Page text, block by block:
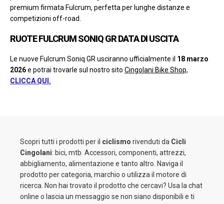
premium firmata Fulcrum, perfetta per lunghe distanze e
competizioni off-road.
RUOTE FULCRUM SONIQ GR DATA DI USCITA
Le nuove Fulcrum Soniq GR usciranno ufficialmente il 18 marzo
2026e potrai trovarle sul nostro sito Cingolani Bike Shop,
CLICCA QUI.
Scopri tutti i prodotti per il ciclismo rivenduti da Cicli
Cingolani: bici, mtb. Accessori, componenti, attrezzi,
abbigliamento, alimentazione e tanto altro. Naviga il
prodotto per categoria, marchio o utilizza il motore di
ricerca. Non hai trovato il prodotto che cercavi? Usa la chat
online o lascia un messaggio se non siano disponibili e ti